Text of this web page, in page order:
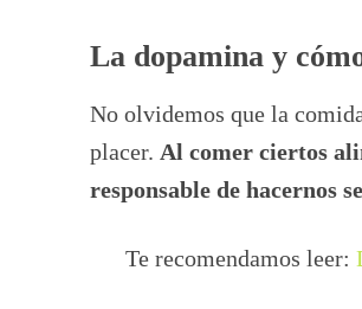
La dopamina y
No olvidemos que la
placer. Al comer ciertos
responsable de hacernos
Te recomendamos leer: